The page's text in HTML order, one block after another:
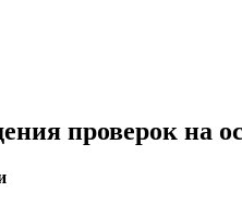
проверок на